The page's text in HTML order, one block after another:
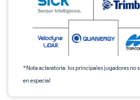
*Nota aclaratoria: los principales jugadores no
en especial